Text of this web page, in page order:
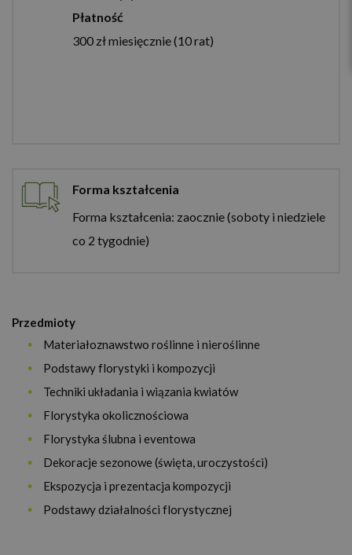
Płatność
300 zł miesięcznie (10 rat)
Forma kształcenia
Forma kształcenia: zaocznie (soboty i niedziele
co 2 tygodnie)
Przedmioty
Materiałoznawstwo roślinne i nieroślinne
Podstawy florystyki i kompozycji
Techniki układania i wiązania kwiatów
Florystyka okolicznościowa
Florystyka ślubna i eventowa
Dekoracje sezonowe (święta, uroczystości)
Ekspozycja i prezentacja kompozycji
Podstawy działalności florystycznej